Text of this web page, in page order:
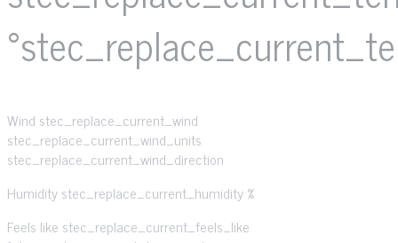
Wind stec_replace_current_wind
stec_replace_current_wind_units
stec_replace_current_wind_direction
Humiditystec_replace_current_humidity %
Feels like stec_replace_current_feels_like